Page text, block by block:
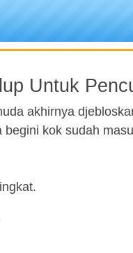
Untuk
akhirnya
kok sudah